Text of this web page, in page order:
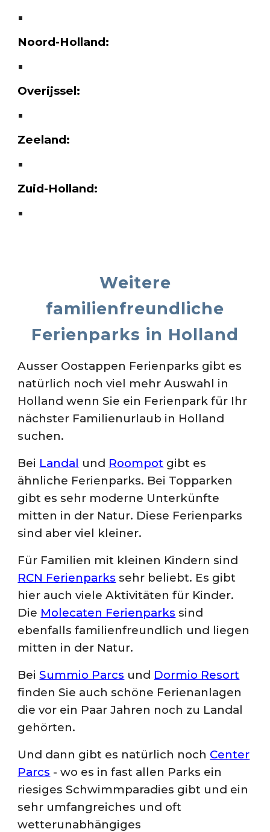
Noord-Holland:
Overijssel:
Zeeland:
Zuid-Holland:
Weitere
familienfreundliche
Ferienparks in Holland
Ausser Oostappen Ferienparks gibt es
natürlich noch viel mehr Auswahl in
Holland wenn Sie ein Ferienpark für Ihr
nächster Familienurlaub in Holland
suchen.
Bei Landal und Roompot gibt es
ähnliche Ferienparks. Bei Topparken
gibt es sehr moderne Unterkünfte
mitten in der Natur. Diese Ferienparks
sind aber viel kleiner.
Für Familien mit kleinen Kindern sind
RCN Ferienparks sehr beliebt. Es gibt
hier auch viele Aktivitäten für Kinder.
Die Molecaten Ferienparks sind
ebenfalls familienfreundlich und liegen
mitten in der Natur.
BeiSummio Parcs und Dormio Resort
finden Sie auch schöne Ferienanlagen
die vor ein Paar Jahren noch zu Landal
gehörten.
Und dann gibt es natürlich noch Center
Parcs - wo es in fast allen Parks ein
riesiges Schwimmparadies gibt und ein
sehr umfangreiches und oft
wetterunabhängiges